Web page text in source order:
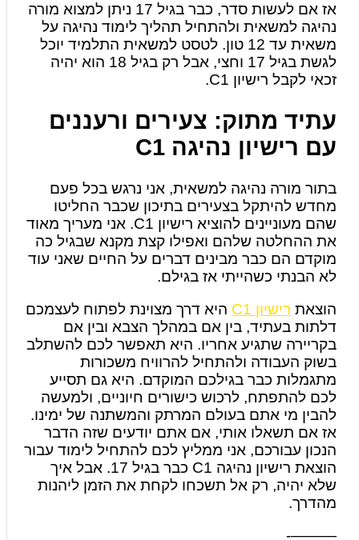
אז אם לעשות סדר, כבר בגיל 17 ניתן למצוא מורה
נהיגה למשאית ולהתחיל תהליך לימוד נהיגה על
משאית עד 12 טון. לטסט למשאית התלמיד יוכל
לגשת בגיל 17 וחצי, אבל רק בגיל 18 הוא יהיה
זכאי לקבל רישיון C1.
עתיד מתוק: צעירים ורעננים
עם רישיון נהיגה C1
בתור מורה נהיגה למשאית, אני נרגש בכל פעם
מחדש להיתקל בצעירים בתיכון שכבר החליטו
שהם מעוניינים להוציא רישיון C1. אני מעריך מאוד
את ההחלטה שלהם ואפילו קצת מקנא שבגיל כה
מוקדם הם כבר מבינים דברים על החיים שאני עוד
לא הבנתי כשהייתי אז בגילם.
הוצאת רישיון C1
היא דרך מצוינת לפתוח לעצמכם
דלתות בעתיד, בין אם במהלך הצבא ובין אם
בקריירה שתגיע אחריו. היא תאפשר לכם להשתלב
בשוק העבודה ולהתחיל להרוויח משכורות
מתגמלות כבר בגילכם המוקדם. היא גם תסייע
לכם להתפתח, לרכוש כישורים חיוניים, ולמעשה
להבין מי אתם בעולם המרתק והמשתנה של ימינו.
אז אם תשאלו אותי, אם אתם יודעים שזה הדבר
הנכון עבורכם, אני ממליץ לכם להתחיל לימוד עבור
הוצאת רישיון נהיגה C1 כבר בגיל 17. אבל איך
שלא יהיה, רק אל תשכחו לקחת את הזמן ליהנות
מהדרך.
———-